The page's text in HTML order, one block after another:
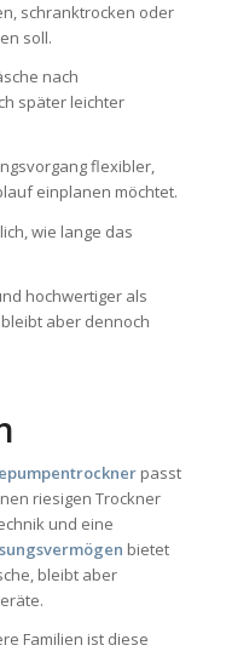
schranktrocken oder
soll.
nach
später leichter
flexibler,
einplanen möchtet.
wie lange das
hochwertiger als
aber dennoch
passt
riesigen Trockner
und eine
bietet
bleibt aber
Familien ist diese